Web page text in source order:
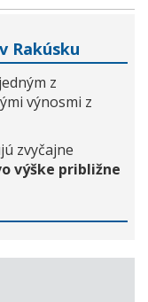
Rakúsku
z
výnosmi z
zvyčajne
výške približne